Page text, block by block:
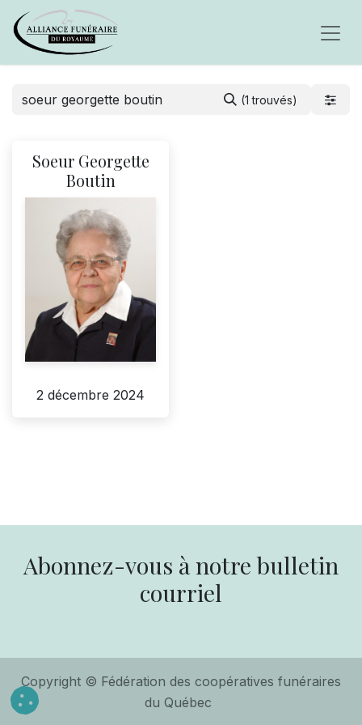
(1 trouvés)
Soeur Georgette
Boutin
2 décembre 2024
Abonnez-vous à notre bulletin
courriel
Copyright © Fédération des coopératives funéraires
du Québec